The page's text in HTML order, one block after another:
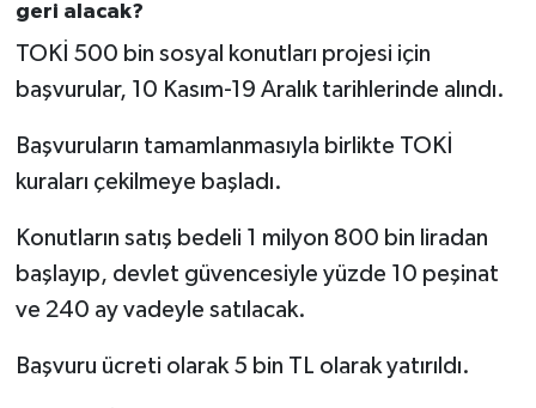
geri alacak?
TOKİ 500 bin sosyal konutları projesi için
başvurular, 10 Kasım-19 Aralık tarihlerinde alındı.
Başvuruların tamamlanmasıyla birlikte TOKİ
kuraları çekilmeye başladı.
Konutların satış bedeli 1 milyon 800 bin liradan
başlayıp, devlet güvencesiyle yüzde 10 peşinat
ve 240 ay vadeyle satılacak.
Başvuru ücreti olarak 5 bin TL olarak yatırıldı.